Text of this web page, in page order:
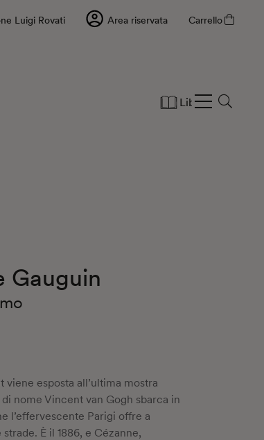
Luigi Rovati Area riservata Carrello
Libri
Gauguin
viene esposta all’ultima mostra
nome Vincent van Gogh sbarca in
l’effervescente Parigi offre a
È il 1886, e Cézanne,